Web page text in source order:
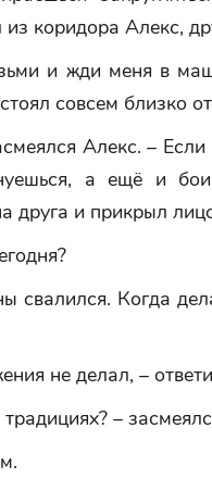
коридора Алекс,
и жди меня в
совсем близко
Алекс. –
а ещё и
друга и прикрыл
свалился. Когда
не делал, –
–